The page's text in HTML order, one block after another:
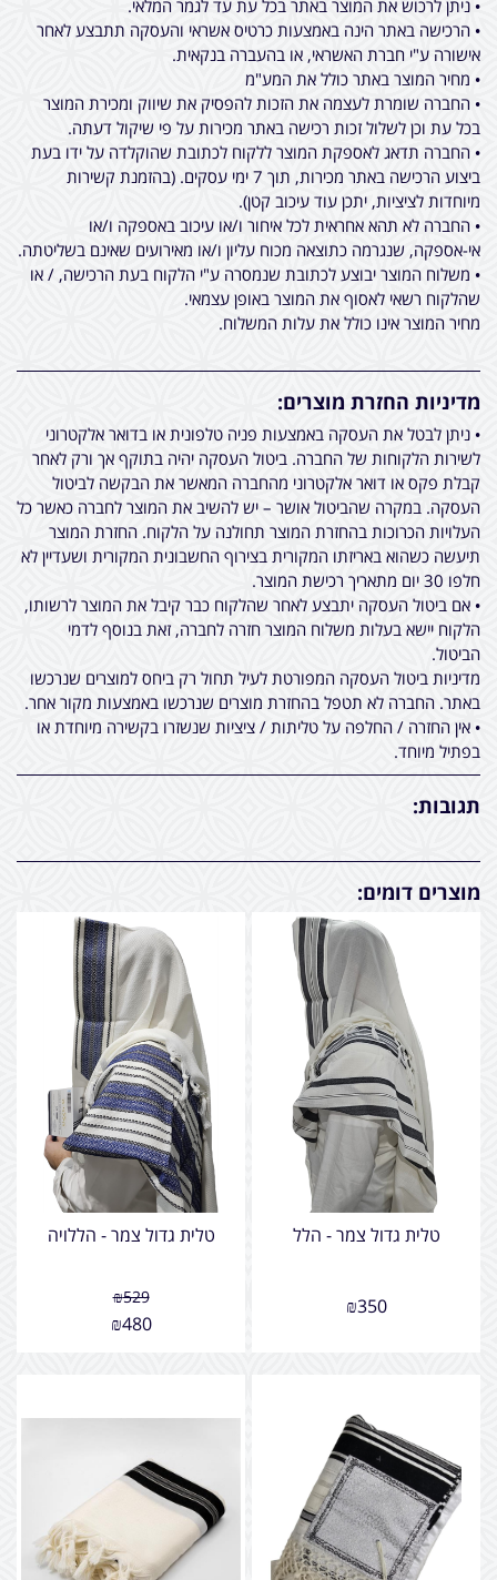
• ניתן לרכוש את המוצר באתר בכל עת עד לגמר המלאי.
• הרכישה באתר הינה באמצעות כרטיס אשראי והעסקה תתבצע לאחר
אישורה ע"י חברת האשראי, או בהעברה בנקאית.
• מחיר המוצר באתר כולל את המע"מ
• החברה שומרת לעצמה את הזכות להפסיק את שיווק ומכירת המוצר
בכל עת וכן לשלול זכות רכישה באתר מכירות על פי שיקול דעתה.
• החברה תדאג לאספקת המוצר ללקוח לכתובת שהוקלדה על ידו בעת
ביצוע הרכישה באתר מכירות, תוך 7 ימי עסקים. (בהזמנת קשירות
מיוחדות לציציות, יתכן עוד עיכוב קטן).
• החברה לא תהא אחראית לכל איחור ו/או עיכוב באספקה ו/או
אי-אספקה, שנגרמה כתוצאה מכוח עליון ו/או מאירועים שאינם בשליטתה.
• משלוח המוצר יבוצע לכתובת שנמסרה ע"י הלקוח בעת הרכישה, / או
שהלקוח רשאי לאסוף את המוצר באופן עצמאי.
מחיר המוצר אינו כולל את עלות המשלוח.
מדיניות החזרת מוצרים:
• ניתן לבטל את העסקה באמצעות פניה טלפונית או בדואר אלקטרוני
לשירות הלקוחות של החברה. ביטול העסקה יהיה בתוקף אך ורק לאחר
קבלת פקס או דואר אלקטרוני מהחברה המאשר את הבקשה לביטול
העסקה. במקרה שהביטול אושר – יש להשיב את המוצר לחברה כאשר כל
העלויות הכרוכות בהחזרת המוצר תחולנה על הלקוח. החזרת המוצר
תיעשה כשהוא באריזתו המקורית בצירוף החשבונית המקורית ושעדיין לא
חלפו 30 יום מתאריך רכישת המוצר.
• אם ביטול העסקה יתבצע לאחר שהלקוח כבר קיבל את המוצר לרשותו,
הלקוח יישא בעלות משלוח המוצר חזרה לחברה, זאת בנוסף לדמי
הביטול.
מדיניות ביטול העסקה המפורטת לעיל תחול רק ביחס למוצרים שנרכשו
באתר. החברה לא תטפל בהחזרת מוצרים שנרכשו באמצעות מקור אחר.
• אין החזרה / החלפה על טליתות / ציציות שנשזרו בקשירה מיוחדת או
בפתיל מיוחד.
תגובות:
מוצרים דומים:
טלית גדול צמר - הלל
₪350
טלית גדול צמר - הללויה
₪529
₪480